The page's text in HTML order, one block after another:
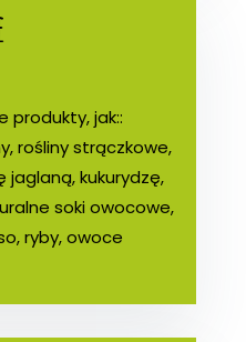
produkty, jak::
rośliny strączkowe,
jaglaną, kukurydzę,
soki owocowe,
ryby, owoce